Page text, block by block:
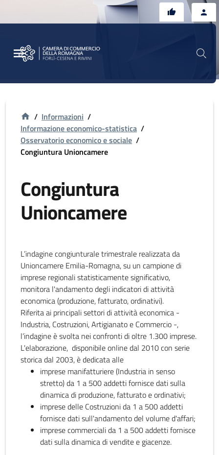
/ Informazioni /
Informazione economico-statistica /
Osservatorio economico e sociale /
Congiuntura Unioncamere
Congiuntura
Unioncamere
L’indagine congiunturale trimestrale realizzata da
Unioncamere Emilia-Romagna, su un campione di
imprese regionali statisticamente significativo,
monitora l'andamento degli indicatori di attività
economica (produzione, fatturato, ordinativi).
Riferita ai principali settori di attività economica -
Industria, Costruzioni, Artigianato e Commercio -,
l’indagine è svolta nei confronti di oltre 1.300 imprese.
L'elaborazione, disponibile online dal 2010 con serie
storica dal 2003, è dedicata alle
imprese manifatturiere (Industria in senso
stretto) da 1 a 500 addetti fornisce dati sulla
dinamica di produzione, fatturato e ordinativi;
imprese delle Costruzioni da 1 a 500 addetti
fornisce dati sull'andamento del volume d'affari;
imprese commerciali da 1 a 500 addetti fornisce
dati sulla dinamica di vendite e giacenze.